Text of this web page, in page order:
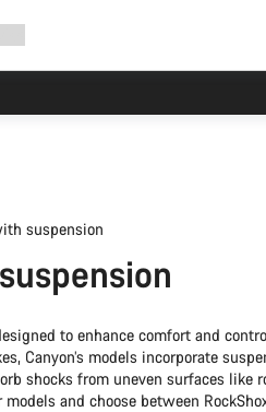
suspension
to enhance comfort and
Canyon’s models incorporate
shocks from uneven surfaces like
and choose between